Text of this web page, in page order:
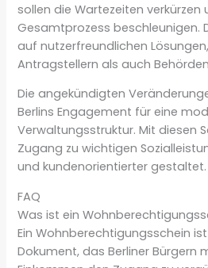
sollen die Wartezeiten verkürzen
Gesamtprozess beschleunigen.
auf nutzerfreundlichen
Antragstellern als auch
Die angekündigten
Berlins Engagement für eine
Verwaltungsstruktur. Mit diesen
Zugang zu wichtigen
und kundenorientierter gestaltet.
FAQ
Was ist ein
Ein Wohnberechtigungsschein
Dokument, das Berliner Bürgern